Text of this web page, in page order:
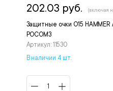
Защитные очки О15
РОСОМЗ
Артикул: 11530
202.03 руб. (включая
В наличии 4 шт.